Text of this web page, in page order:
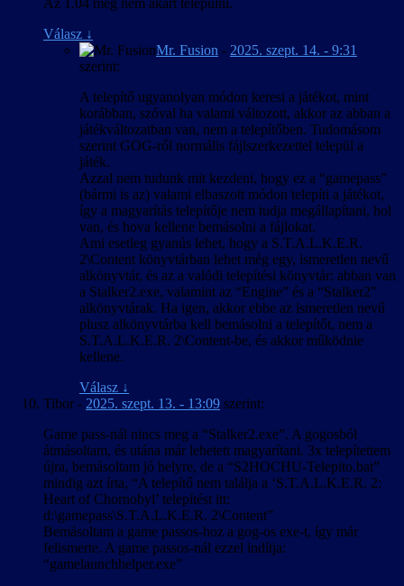
Az 1.04 meg nem akart települni.
Válasz ↓
Mr. Fusion - 2025. szept. 14. - 9:31
szerint:
A telepítő ugyanolyan módon keresi a játékot, mint
korábban, szóval ha valami változott, akkor az abban a
játékváltozatban van, nem a telepítőben. Tudomásom
szerint GOG-ről normális fájlszerkezettel települ a
játék.
Azzal nem tudunk mit kezdeni, hogy ez a “gamepass”
(bármi is az) valami elbaszott módon telepíti a játékot,
így a magyarítás telepítője nem tudja megállapítani, hol
van, és hova kellene bemásolni a fájlokat.
Ami esetleg gyanús lehet, hogy a S.T.A.L.K.E.R.
2\Content könyvtárban lehet még egy, ismeretlen nevű
alkönyvtár, és az a valódi telepítési könyvtár: abban van
a Stalker2.exe, valamint az “Engine” és a “Stalker2″
alkönyvtárak. Ha igen, akkor ebbe az ismeretlen nevű
plusz alkönyvtárba kell bemásolni a telepítőt, nem a
S.T.A.L.K.E.R. 2\Content-be, és akkor működnie
kellene.
Válasz ↓
Tibor - 2025. szept. 13. - 13:09 szerint:
Game pass-nál nincs meg a “Stalker2.exe”. A gogosból
átmásoltam, és utána már lehetett magyarítani. 3x telepítettem
újra, bemásoltam jó helyre, de a “S2HOCHU-Telepito.bat”
mindig azt írta, “A telepítő nem találja a ‘S.T.A.L.K.E.R. 2:
Heart of Chornobyl’ telepítést itt:
d:\gamepass\S.T.A.L.K.E.R. 2\Content”
Bemásoltam a game passos-hoz a gog-os exe-t, így már
felismerte. A game passos-nál ezzel indítja:
“gamelaunchhelper.exe”